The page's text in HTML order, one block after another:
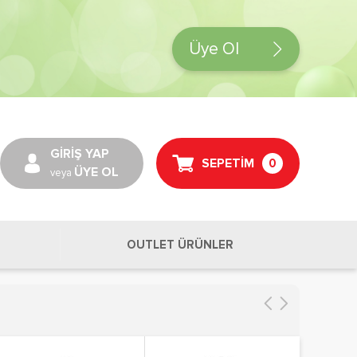
Üye Ol
GİRİŞ YAP
veya ÜYE OL
SEPETİM 0
OUTLET ÜRÜNLER